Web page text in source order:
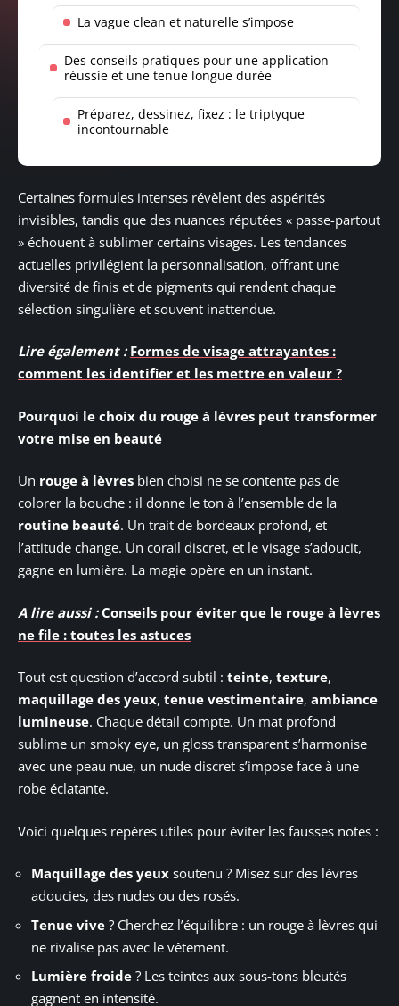
La vague clean et naturelle s’impose
Des conseils pratiques pour une application
réussie et une tenue longue durée
Préparez, dessinez, fixez : le triptyque
incontournable
Certaines formules intenses révèlent des aspérités
invisibles, tandis que des nuances réputées « passe-partout
» échouent à sublimer certains visages. Les tendances
actuelles privilégient la personnalisation, offrant une
diversité de finis et de pigments qui rendent chaque
sélection singulière et souvent inattendue.
Lire également : Formes de visage attrayantes :
comment les identifier et les mettre en valeur ?
Pourquoi le choix du rouge à lèvres peut transformer
votre mise en beauté
Un rouge à lèvres bien choisi ne se contente pas de
colorer la bouche : il donne le ton à l’ensemble de la
routine beauté. Un trait de bordeaux profond, et
l’attitude change. Un corail discret, et le visage s’adoucit,
gagne en lumière. La magie opère en un instant.
A lire aussi : Conseils pour éviter que le rouge à lèvres
ne file : toutes les astuces
Tout est question d’accord subtil : teinte, texture,
maquillage des yeux, tenue vestimentaire, ambiance
lumineuse. Chaque détail compte. Un mat profond
sublime un smoky eye, un gloss transparent s’harmonise
avec une peau nue, un nude discret s’impose face à une
robe éclatante.
Voici quelques repères utiles pour éviter les fausses notes :
Maquillage des yeux soutenu ? Misez sur des lèvres
adoucies, des nudes ou des rosés.
Tenue vive ? Cherchez l’équilibre : un rouge à lèvres qui
ne rivalise pas avec le vêtement.
Lumière froide ? Les teintes aux sous-tons bleutés
gagnent en intensité.